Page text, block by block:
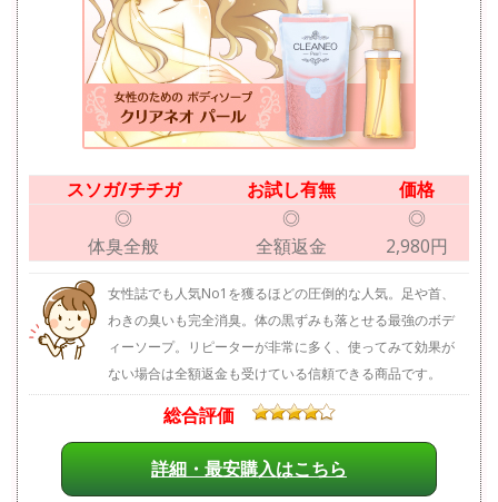
スソガ/チチガ お試し有無
価格
◎
体臭全般
◎
全額返金
◎
2,980円
女性誌でも人気No1を獲るほどの圧倒的な人気。足や首、
わきの臭いも完全消臭。体の黒ずみも落とせる最強のボデ
ィーソープ。リピーターが非常に多く、使ってみて効果が
ない場合は全額返金も受けている信頼できる商品です。
総合評価
詳細・最安購入はこちら